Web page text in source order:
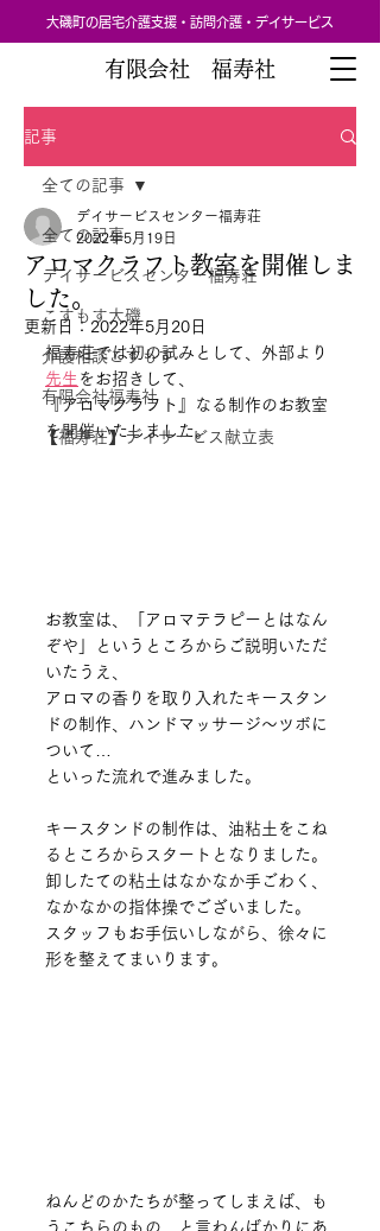
大磯町の居宅介護支援・訪問介護・デイサービス
有限会社 福寿社
記事
全ての記事
デイサービスセンター福寿荘
こすもす大磯
介護相談こすもす
有限会社福寿社
【福寿荘】デイサービス献立表
全ての記事
アロマクラフト教室を開催しま
した。
デイサービスセンター福寿荘
2022年5月19日
更新日： 2022年5月20日
福寿荘では初の試みとして、外部より
先生 をお招きして、
『アロマクラフト』なる制作のお教室
を開催いたしました。
お教室は、「アロマテラピーとはなん
ぞや」というところからご説明いただ
いたうえ、
アロマの香りを取り入れたキースタン
ドの制作、ハンドマッサージ～ツボに
ついて…
といった流れで進みました。
キースタンドの制作は、油粘土をこね
るところからスタートとなりました。
卸したての粘土はなかなか手ごわく、
なかなかの指体操でございました。
スタッフもお手伝いしながら、徐々に
形を整えてまいります。
ねんどのかたちが整ってしまえば、も
うこちらのもの、と言わんばかりにあ